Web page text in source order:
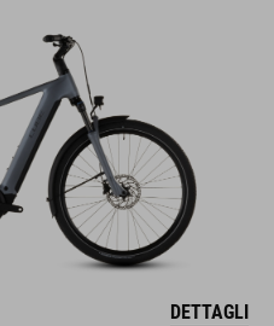
DETTAGLI